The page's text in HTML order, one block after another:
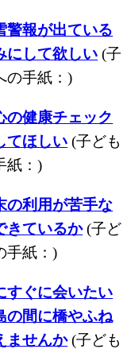
警報が出ている
にして欲しい (子
の手紙：)
の健康チェック
てほしい (子ども
紙：)
の利用が苦手な
きているか (子ど
手紙：)
すぐに会いたい
の間に橋やふね
ませんか (子ども